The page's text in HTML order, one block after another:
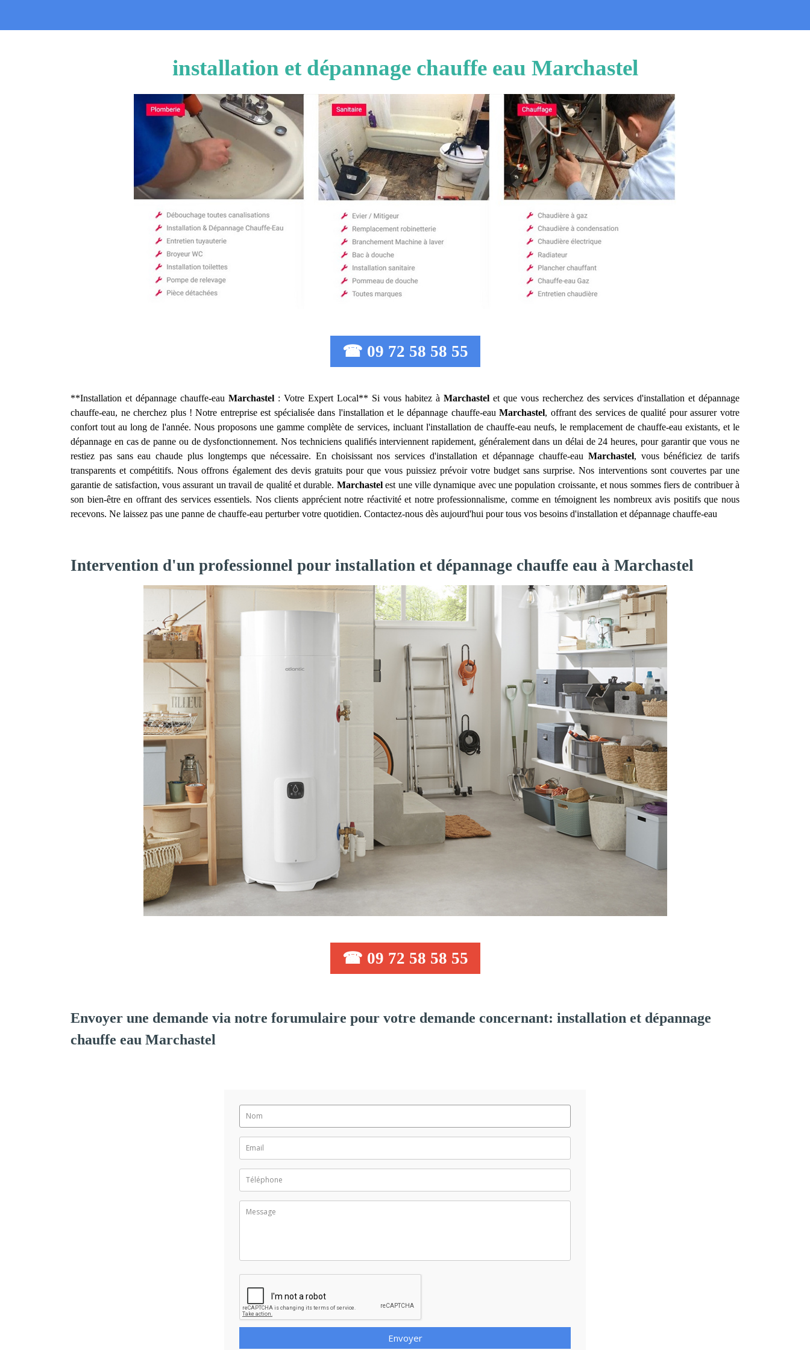
installation et dépannage chauffe eau Marchastel
☎ 09 72 58 58 55
**Installation et dépannage chauffe-eauMarchastel : Votre Expert Local** Si vous habitez à Marchastel et que vous recherchez des services d'installation et dépannage
chauffe-eau, ne cherchez plus ! Notre entreprise est spécialisée dans l'installation et le dépannage chauffe-eauMarchastel, offrant des services de qualité pour assurer votre
confort tout au long de l'année. Nous proposons une gamme complète de services, incluant l'installation de chauffe-eau neufs, le remplacement de chauffe-eau existants, et le
dépannage en cas de panne ou de dysfonctionnement. Nos techniciens qualifiés interviennent rapidement, généralement dans un délai de 24 heures, pour garantir que vous ne
restiez pas sans eau chaude plus longtemps que nécessaire. En choisissant nos services d'installation et dépannage chauffe-eau Marchastel, vous bénéficiez de tarifs
transparents et compétitifs. Nous offrons également des devis gratuits pour que vous puissiez prévoir votre budget sans surprise. Nos interventions sont couvertes par une
garantie de satisfaction, vous assurant un travail de qualité et durable. Marchastelest une ville dynamique avec une population croissante, et nous sommes fiers de contribuer à
son bien-être en offrant des services essentiels. Nos clients apprécient notre réactivité et notre professionnalisme, comme en témoignent les nombreux avis positifs que nous
recevons. Ne laissez pas une panne de chauffe-eau perturber votre quotidien. Contactez-nous dès aujourd'hui pour tous vos besoins d'installation et dépannage chauffe-eau
Intervention d'un professionnel pour installation et dépannage chauffe eau à Marchastel
☎ 09 72 58 58 55
Envoyer une demande via notre forumulaire pour votre demande concernant: installation et dépannage
chauffe eau Marchastel
Envoyer